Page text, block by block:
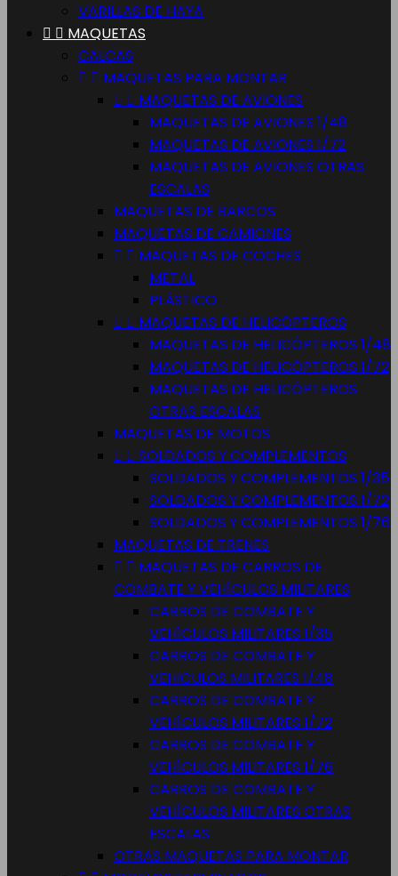
VARILLAS DE HAYA
  MAQUETAS
CALCAS
  MAQUETAS PARA MONTAR
  MAQUETAS DE AVIONES
MAQUETAS DE AVIONES 1/48
MAQUETAS DE AVIONES 1/72
MAQUETAS DE AVIONES OTRAS
ESCALAS
MAQUETAS DE BARCOS
MAQUETAS DE CAMIONES
  MAQUETAS DE COCHES
METAL
PLÁSTICO
  MAQUETAS DE HELICÓPTEROS
MAQUETAS DE HELICÓPTEROS 1/48
MAQUETAS DE HELICÓPTEROS 1/72
MAQUETAS DE HELICÓPTEROS
OTRAS ESCALAS
MAQUETAS DE MOTOS
  SOLDADOS Y COMPLEMENTOS
SOLDADOS Y COMPLEMENTOS 1/35
SOLDADOS Y COMPLEMENTOS 1/72
SOLDADOS Y COMPLEMENTOS 1/76
MAQUETAS DE TRENES
  MAQUETAS DE CARROS DE
COMBATE Y VEHÍCULOS MILITARES
CARROS DE COMBATE Y
VEHÍCULOS MILITARES 1/35
CARROS DE COMBATE Y
VEHICULOS MILITARES 1/48
CARROS DE COMBATE Y
VEHÍCULOS MILITARES 1/72
CARROS DE COMBATE Y
VEHÍCULOS MILITARES 1/76
CARROS DE COMBATE Y
VEHÍCULOS MILITARES OTRAS
ESCALAS
OTRAS MAQUETAS PARA MONTAR